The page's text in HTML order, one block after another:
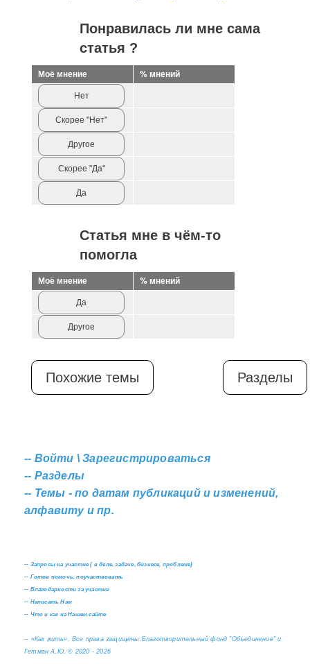
Понравилась ли мне сама
статья ?
Моё мнение % мнений
Нет
Скорее "Нет"
Другое
Скорее "Да"
Да
Статья мне в чём-то
помогла
Моё мнение % мнений
Да
Другое
Похожие темы Разделы
-- Войти \ Зарегистрироваться
-- Разделы
-- Темы - по датам публикаций и изменений,
алфавиту и пр.
-- Запросы на участие ( в деле, задаче, бизнесе, проблеме)
-- Готов помочь, поучаствовать
-- Благодарности за участие
-- Написать Нам
-- Что и как на Нашем сайте
-- «Как жить». Все права защищены. Благотворительный фонд "Объединение" и
Гетман А.Ю. © 2020 - 2026